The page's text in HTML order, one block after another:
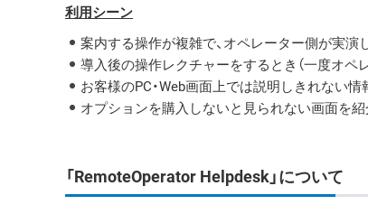
利用シーン
案内する操作が複雑で、オペレーター側が実演
導入後の操作レクチャーをするとき（一度オペ
お客様のPC・Web画面上では説明しきれない情
オプションを購入しないと見られない画面を
「RemoteOperator Helpdesk」について